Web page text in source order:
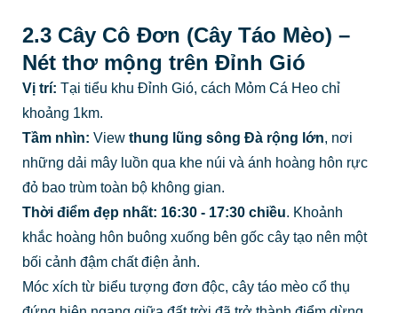
2.3 Cây Cô Đơn (Cây Táo Mèo) –
Nét thơ mộng trên Đỉnh Gió
Vị trí: Tại tiểu khu Đỉnh Gió, cách Mỏm Cá Heo chỉ
khoảng 1km.
Tầm nhìn: View thung lũng sông Đà rộng lớn, nơi
những dải mây luồn qua khe núi và ánh hoàng hôn rực
đỏ bao trùm toàn bộ không gian.
Thời điểm đẹp nhất: 16:30 - 17:30 chiều. Khoảnh
khắc hoàng hôn buông xuống bên gốc cây tạo nên một
bối cảnh đậm chất điện ảnh.
Móc xích từ biểu tượng đơn độc, cây táo mèo cổ thụ